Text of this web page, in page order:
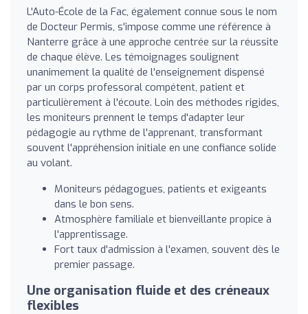
L'Auto-École de la Fac, également connue sous le nom
de Docteur Permis, s'impose comme une référence à
Nanterre grâce à une approche centrée sur la réussite
de chaque élève. Les témoignages soulignent
unanimement la qualité de l'enseignement dispensé
par un corps professoral compétent, patient et
particulièrement à l'écoute. Loin des méthodes rigides,
les moniteurs prennent le temps d'adapter leur
pédagogie au rythme de l'apprenant, transformant
souvent l'appréhension initiale en une confiance solide
au volant.
Moniteurs pédagogues, patients et exigeants
dans le bon sens.
Atmosphère familiale et bienveillante propice à
l'apprentissage.
Fort taux d'admission à l'examen, souvent dès le
premier passage.
Une organisation fluide et des créneaux
flexibles